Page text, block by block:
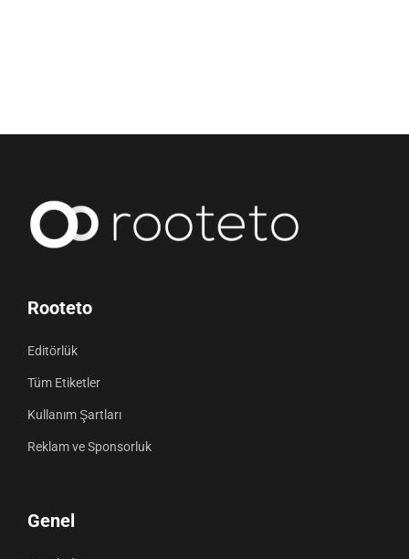
Rooteto
Editörlük
Tüm Etiketler
Kullanım Şartları
Reklam ve Sponsorluk
Genel